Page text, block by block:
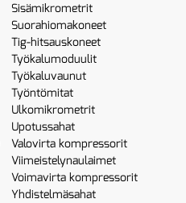
Sisämikrometrit
Suorahiomakoneet
Tig-hitsauskoneet
Työkalumoduulit
Työkaluvaunut
Työntömitat
Ulkomikrometrit
Upotussahat
Valovirta kompressorit
Viimeistelynaulaimet
Voimavirta kompressorit
Yhdistelmäsahat